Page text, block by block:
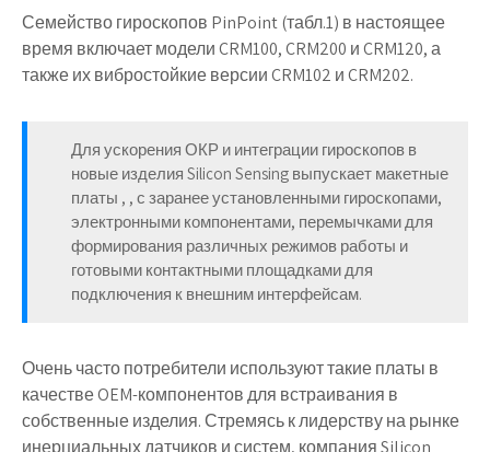
Семейство гироскопов PinPoint (табл.1) в настоящее
время включает модели CRM100, CRM200 и CRM120, а
также их вибростойкие версии CRM102 и CRM202.
Для ускорения ОКР и интеграции гироскопов в
новые изделия Silicon Sensing выпускает макетные
платы , , с заранее установленными гироскопами,
электронными компонентами, перемычками для
формирования различных режимов работы и
готовыми контактными площадками для
подключения к внешним интерфейсам.
Очень часто потребители используют такие платы в
качестве OEM-компонентов для встраивания в
собственные изделия. Стремясь к лидерству на рынке
инерциальных датчиков и систем, компания Silicon